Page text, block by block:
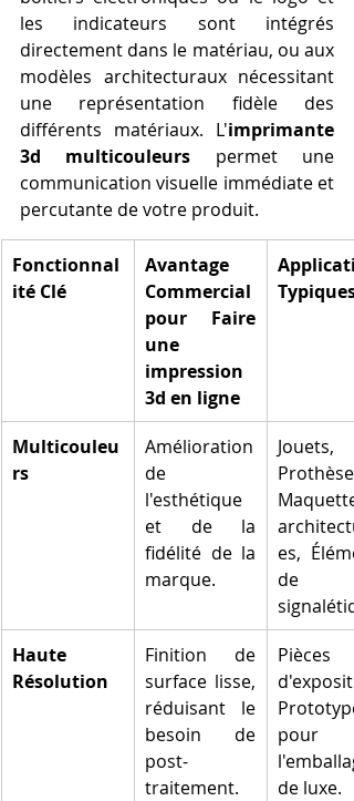
les indicateurs sont intégrés
directement dans le matériau, ou aux
modèles architecturaux nécessitant
une représentation fidèle des
différents matériaux. L'imprimante
3d multicouleurs permet une
communication visuelle immédiate et
percutante de votre produit.
Fonctionnal
ité Clé
Avantage
Commercial
pour Faire
une
impression
3d en ligne
Typiques
Multicouleu
rs
Amélioration
de
l'esthétique
et de la
fidélité de la
marque.
Jouets,
Prothèses,
Maquettes
es,
de
Haute
Résolution
Finition de
surface lisse,
réduisant le
besoin de
post-
traitement.
Pièces
pour
de luxe.